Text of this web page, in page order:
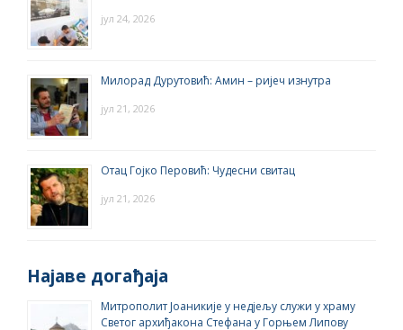
јул 24, 2026
Милорад Дурутовић: Амин – ријеч изнутра
јул 21, 2026
Отац Гојко Перовић: Чудесни свитац
јул 21, 2026
Најаве догађаја
Митрополит Јоаникије у недјељу служи у храму
Светог архиђакона Стефана у Горњем Липову